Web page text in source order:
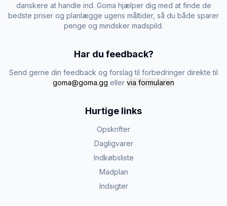
danskere at handle ind. Goma hjælper dig med at finde de
bedste priser og planlægge ugens måltider, så du både sparer
penge og mindsker madspild.
Har du feedback?
Send gerne din feedback og forslag til forbedringer direkte til
goma@goma.gg eller via formularen
Hurtige links
Opskrifter
Dagligvarer
Indkøbsliste
Madplan
Indsigter